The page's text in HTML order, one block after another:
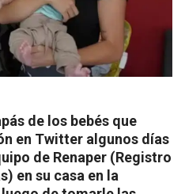
de los bebés que
en Twitter algunos días
de Renaper (Registro
en su casa en la